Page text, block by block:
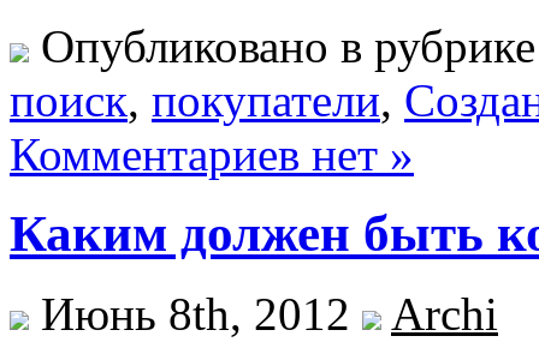
Опубликовано в
поиск, покупатели,
Комментариев нет »
Каким должен быть
Июнь 8th, 2012
Archi